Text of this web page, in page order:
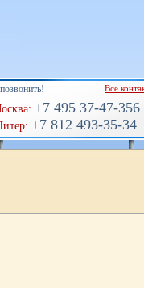
Все
+7 495 37-47-356
+7 812 493-35-34